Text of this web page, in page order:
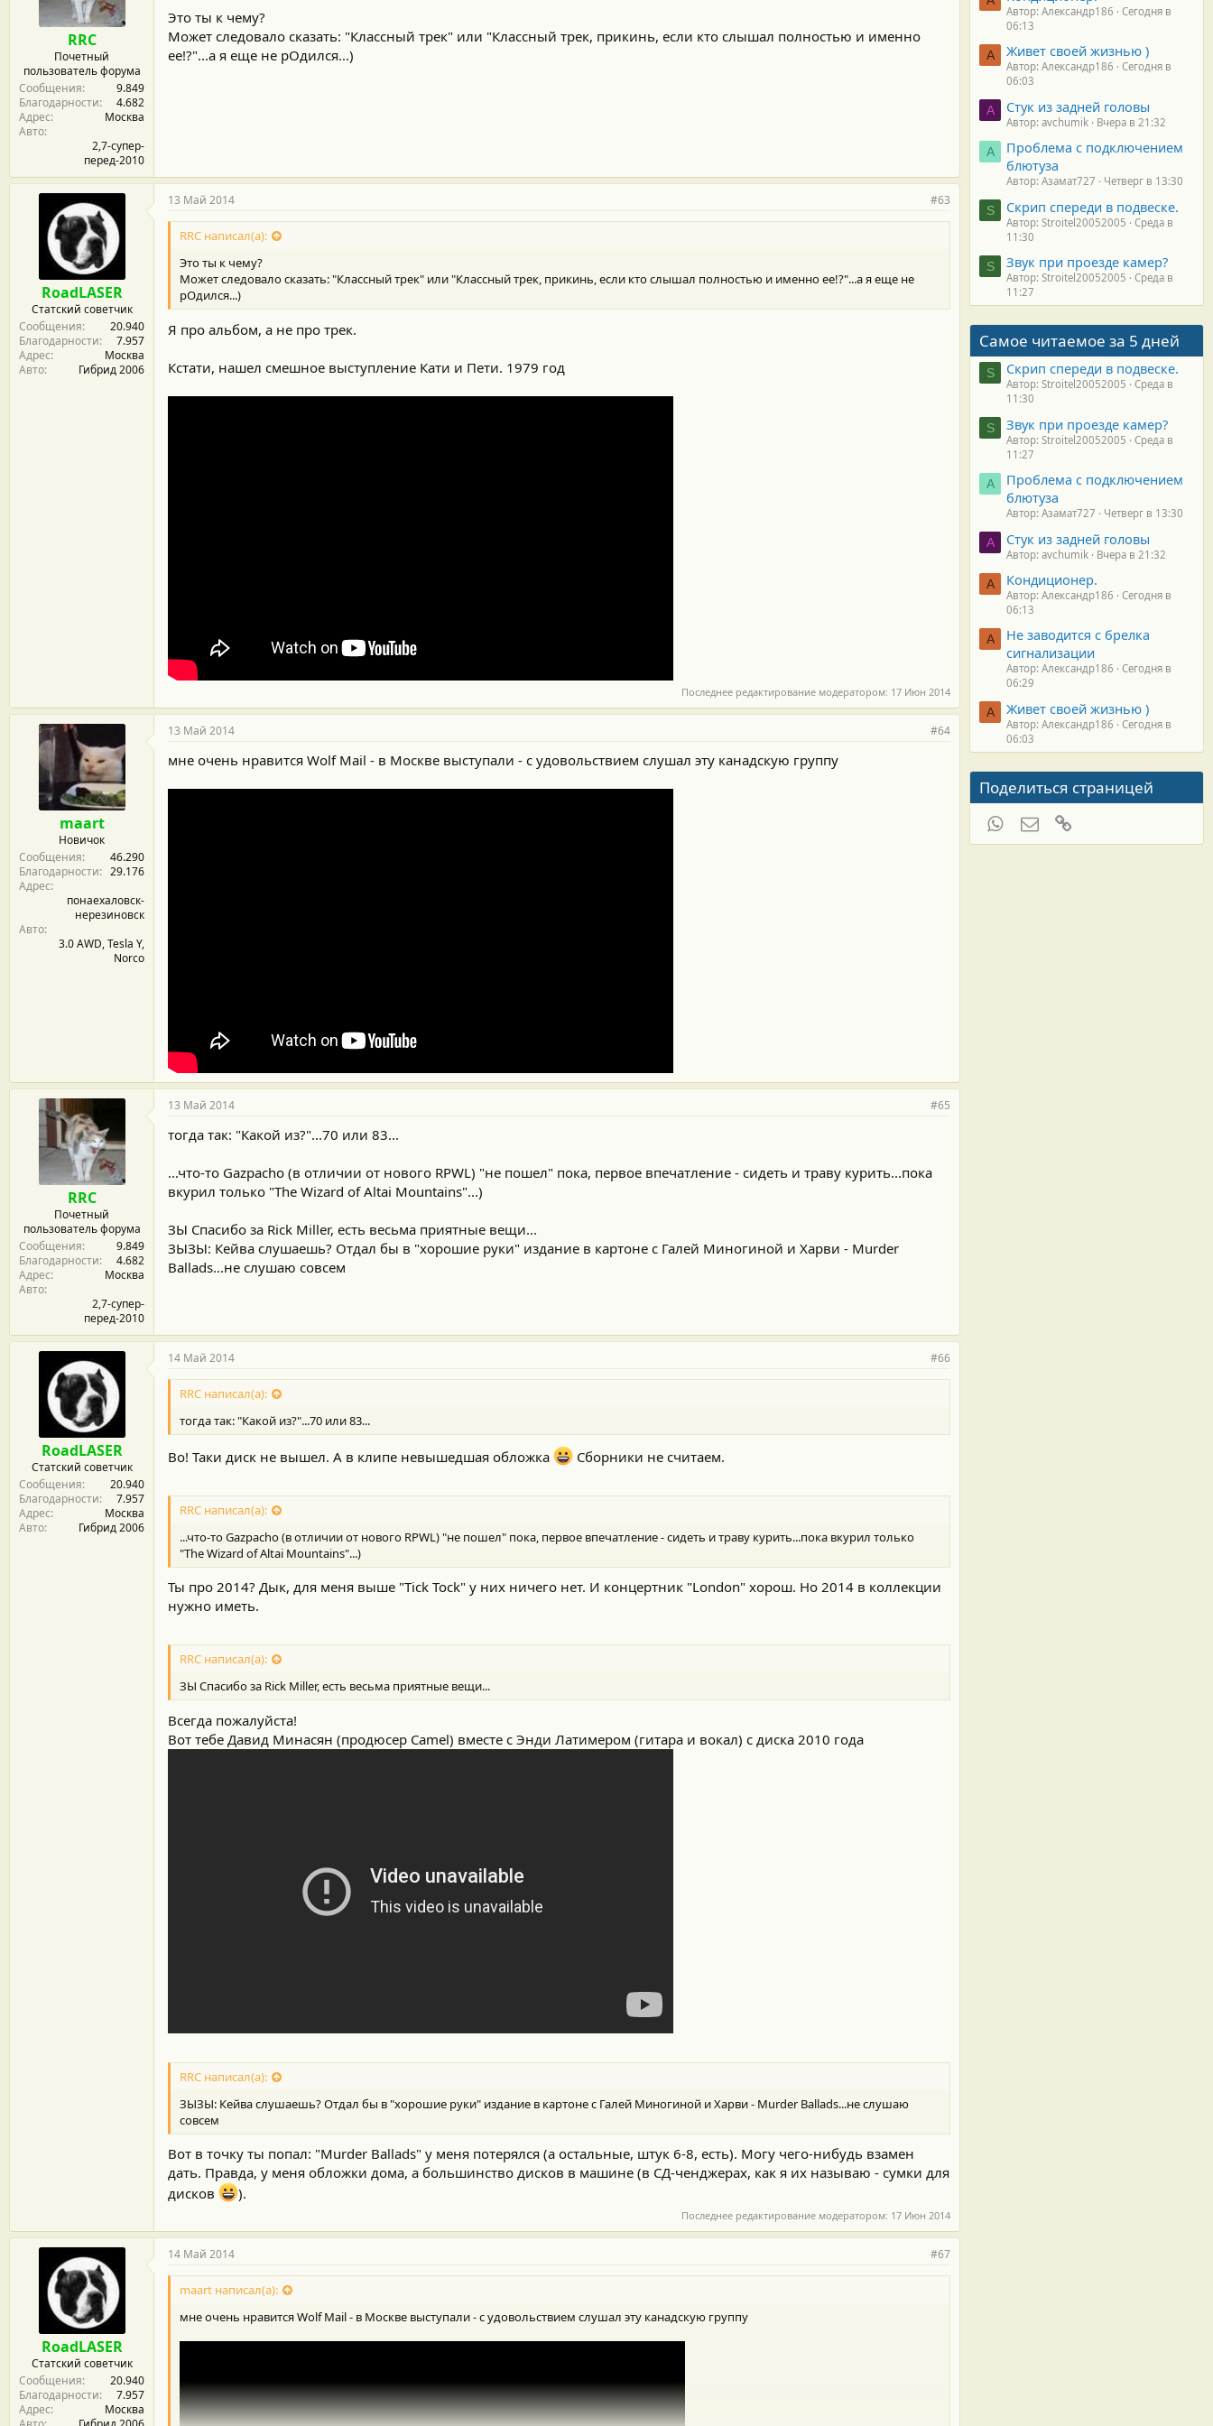
RRC
Почетный
пользователь форума
Сообщения
9.849
Благодарности
4.682
Адрес
Москва
Авто
2,7-супер-
перед-2010
Это ты к чему?
Может следовало сказать: "Классный трек" или "Классный трек, прикинь, если кто слышал полностью и именно
ее!?"...а я еще не рОдился...)
RoadLASER
Статский советчик
Сообщения
20.940
Благодарности
7.957
Адрес
Москва
Авто
Гибрид 2006
13 Май 2014 #63
RRC написал(а):
Это ты к чему?
Может следовало сказать: "Классный трек" или "Классный трек, прикинь, если кто слышал полностью и именно ее!?"...а я еще не
рОдился...)
Я про альбом, а не про трек.
Кстати, нашел смешное выступление Кати и Пети. 1979 год
Последнее редактирование модератором: 17 Июн 2014
maart
Новичок
Сообщения
46.290
Благодарности
29.176
Адрес
понаехаловск-
нерезиновск
Авто
3.0 AWD, Tesla Y,
Norco
13 Май 2014 #64
мне очень нравится Wolf Mail - в Москве выступали - с удовольствием слушал эту канадскую группу
RRC
Почетный
пользователь форума
Сообщения
9.849
Благодарности
4.682
Адрес
Москва
Авто
2,7-супер-
перед-2010
13 Май 2014 #65
тогда так: "Какой из?"...70 или 83...
...что-то Gazpacho (в отличии от нового RPWL) "не пошел" пока, первое впечатление - сидеть и траву курить...пока
вкурил только "The Wizard of Altai Mountains"...)
ЗЫ Спасибо за Rick Miller, есть весьма приятные вещи...
ЗЫЗЫ: Кейва слушаешь? Отдал бы в "хорошие руки" издание в картоне с Галей Миногиной и Харви - Murder
Ballads...не слушаю совсем
RoadLASER
Статский советчик
Сообщения
20.940
Благодарности
7.957
Адрес
Москва
Авто
Гибрид 2006
14 Май 2014 #66
RRC написал(а):
тогда так: "Какой из?"...70 или 83...
Во! Таки диск не вышел. А в клипе невышедшая обложка Сборники не считаем.
RRC написал(а):
...что-то Gazpacho (в отличии от нового RPWL) "не пошел" пока, первое впечатление - сидеть и траву курить...пока вкурил только
"The Wizard of Altai Mountains"...)
Ты про 2014? Дык, для меня выше "Tick Tock" у них ничего нет. И концертник "London" хорош. Но 2014 в коллекции
нужно иметь.
RRC написал(а):
ЗЫ Спасибо за Rick Miller, есть весьма приятные вещи...
Всегда пожалуйста!
Вот тебе Давид Минасян (продюсер Camel) вместе с Энди Латимером (гитара и вокал) с диска 2010 года
RRC написал(а):
ЗЫЗЫ: Кейва слушаешь? Отдал бы в "хорошие руки" издание в картоне с Галей Миногиной и Харви - Murder Ballads...не слушаю
совсем
Вот в точку ты попал: "Murder Ballads" у меня потерялся (а остальные, штук 6-8, есть). Могу чего-нибудь взамен
дать. Правда, у меня обложки дома, а большинство дисков в машине (в СД-ченджерах, как я их называю - сумки для
дисков
).
Последнее редактирование модератором: 17 Июн 2014
RoadLASER
Статский советчик
Сообщения
20.940
Благодарности
7.957
Адрес
Москва
14 Май 2014 #67
maart написал(а):
мне очень нравится Wolf Mail - в Москве выступали - с удовольствием слушал эту канадскую группу
Автор: Александр186
Сегодня в
06:13
А Живет своей жизнью )
Автор: Александр186
Сегодня в
06:03
A Стук из задней головы
Автор: avchumik Вчера в 21:32
А
Проблема с подключением
блютуза
Автор: Азамат727 Четверг в 13:30
S Скрип спереди в подвеске.
Автор: Stroitel20052005
Среда в
11:30
S Звук при проезде камер?
Автор: Stroitel20052005
Среда в
11:27
Самое читаемое за 5 дней
S Скрип спереди в подвеске.
Автор: Stroitel20052005
Среда в
11:30
S Звук при проезде камер?
Автор: Stroitel20052005
Среда в
11:27
А
Проблема с подключением
блютуза
Автор: Азамат727 Четверг в 13:30
A Стук из задней головы
Автор: avchumik Вчера в 21:32
А Кондиционер.
Автор: Александр186
Сегодня в
06:13
А
Не заводится с брелка
сигнализации
Автор: Александр186
Сегодня в
06:29
А Живет своей жизнью )
Автор: Александр186
Сегодня в
06:03
Поделиться страницей
WhatsAppЭлектронная почта